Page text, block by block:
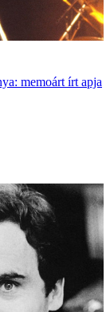
memoárt írt apja